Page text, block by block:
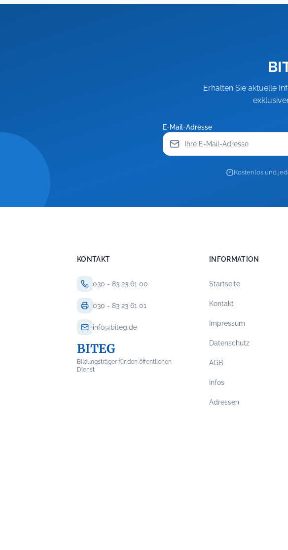
Erhalten Sie aktuelle
E-Mail-Adresse
Kostenlos und
KONTAKT
030 - 83 23 61 00
030 - 83 23 61 01
info@biteg.de
BITEG
Bildungsträger für den öffentlichen
Dienst
INFORMATION
Startseite
Kontakt
Impressum
Datenschutz
AGB
Infos
Adressen